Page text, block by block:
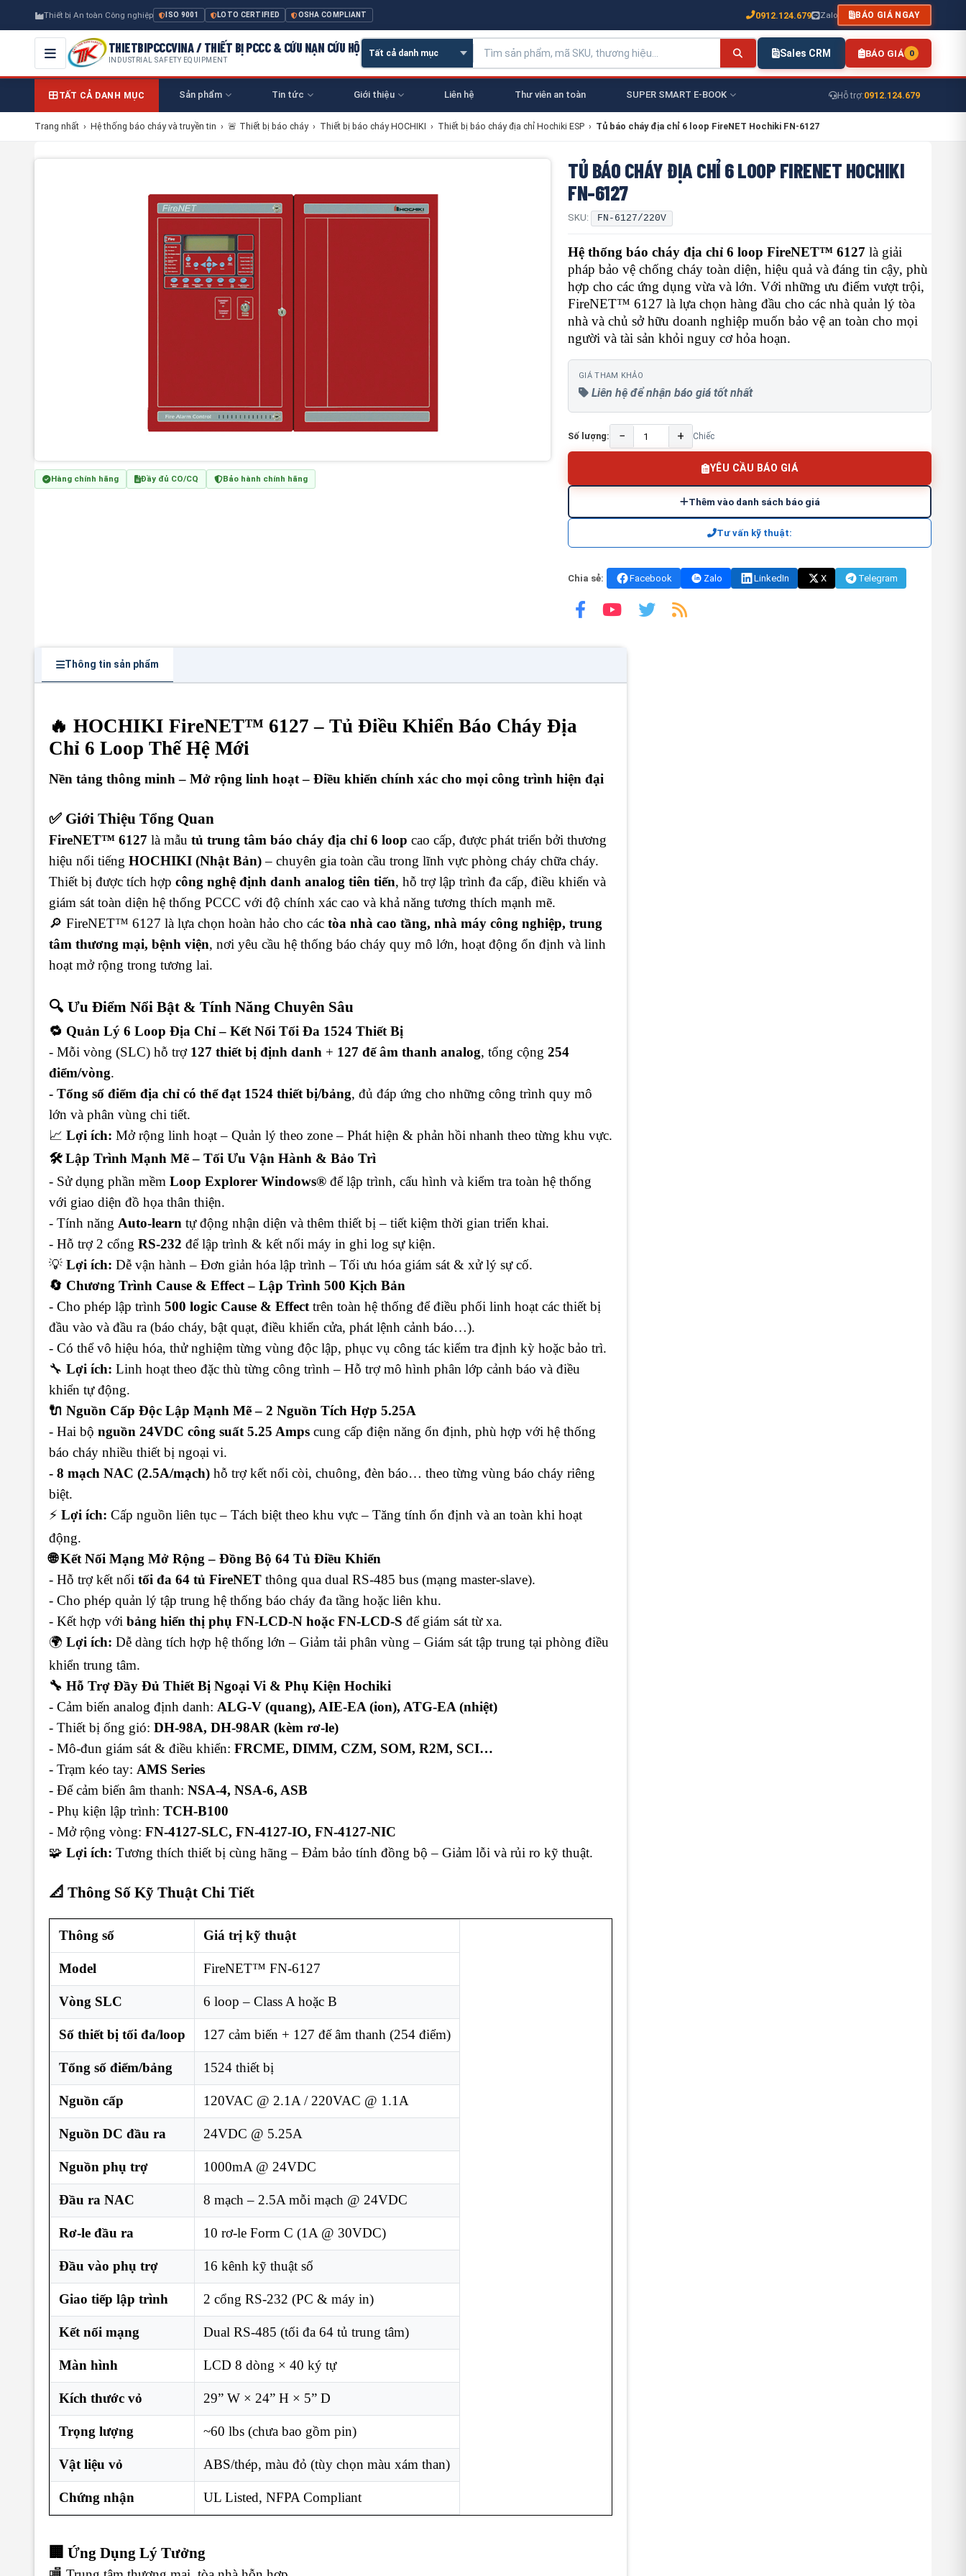
Thiết bị An toàn Công nghiệp ISO 9001 LOTO CERTIFIED OSHA COMPLIANT 0912.124.679 Zalo BÁO GIÁ NGAY
THIETBIPCCCVINA / THIẾT BỊ PCCC & CỨU NẠN CỨU HỘ
INDUSTRIAL SAFETY EQUIPMENT
Sales CRM BÁO GIÁ 0
TẤT CẢ DANH MỤC Sản phẩm Tin tức Giới thiệu Liên hệ Thư viên an toàn SUPER SMART E-BOOK Hỗ trợ:0912.124.679
Trang nhất › Hệ thống báo cháy và truyền tin › 🚨 Thiết bị báo cháy › Thiết bị báo cháy HOCHIKI › Thiết bị báo cháy địa chỉ Hochiki ESP › Tủ báo cháy địa chỉ 6 loop FireNET Hochiki FN-6127
Hàng chính hãng Đầy đủ CO/CQ Bảo hành chính hãng
TỦ BÁO CHÁY ĐỊA CHỈ 6 LOOP FIRENET HOCHIKI
FN-6127
SKU: FN-6127/220V
Hệ thống báo cháy địa chỉ 6 loop FireNET™ 6127 là giải
pháp bảo vệ chống cháy toàn diện, hiệu quả và đáng tin cậy, phù
hợp cho các ứng dụng vừa và lớn. Với những ưu điểm vượt trội,
FireNET™ 6127 là lựa chọn hàng đầu cho các nhà quản lý tòa
nhà và chủ sở hữu doanh nghiệp muốn bảo vệ an toàn cho mọi
người và tài sản khỏi nguy cơ hỏa hoạn.
GIÁ THAM KHẢO
Liên hệ để nhận báo giá tốt nhất
Số lượng: − + Chiếc
YÊU CẦU BÁO GIÁ
Thêm vào danh sách báo giá
Tư vấn kỹ thuật:
Chia sẻ: Facebook Zalo LinkedIn X Telegram
Thông tin sản phẩm
🔥 HOCHIKI FireNET™ 6127 – Tủ Điều Khiển Báo Cháy Địa
Chỉ 6 Loop Thế Hệ Mới
Nền tảng thông minh – Mở rộng linh hoạt – Điều khiển chính xác cho mọi công trình hiện đại
✅ Giới Thiệu Tổng Quan
FireNET™ 6127 là mẫu tủ trung tâm báo cháy địa chỉ 6 loop cao cấp, được phát triển bởi thương
hiệu nổi tiếng HOCHIKI (Nhật Bản)– chuyên gia toàn cầu trong lĩnh vực phòng cháy chữa cháy.
Thiết bị được tích hợp công nghệ định danh analog tiên tiến, hỗ trợ lập trình đa cấp, điều khiển và
giám sát toàn diện hệ thống PCCC với độ chính xác cao và khả năng tương thích mạnh mẽ.
🔎 FireNET™ 6127 là lựa chọn hoàn hảo cho các tòa nhà cao tầng, nhà máy công nghiệp, trung
tâm thương mại, bệnh viện, nơi yêu cầu hệ thống báo cháy quy mô lớn, hoạt động ổn định và linh
hoạt mở rộng trong tương lai.
🔍 Ưu Điểm Nổi Bật & Tính Năng Chuyên Sâu
🔁 Quản Lý 6 Loop Địa Chỉ – Kết Nối Tối Đa 1524 Thiết Bị
- Mỗi vòng (SLC) hỗ trợ 127 thiết bị định danh + 127 đế âm thanh analog, tổng cộng 254
điểm/vòng.
- Tổng số điểm địa chỉ có thể đạt 1524 thiết bị/bảng, đủ đáp ứng cho những công trình quy mô
lớn và phân vùng chi tiết.
📈 Lợi ích: Mở rộng linh hoạt – Quản lý theo zone – Phát hiện & phản hồi nhanh theo từng khu vực.
🛠 Lập Trình Mạnh Mẽ – Tối Ưu Vận Hành & Bảo Trì
- Sử dụng phần mềm Loop Explorer Windows® để lập trình, cấu hình và kiểm tra toàn hệ thống
với giao diện đồ họa thân thiện.
- Tính năng Auto-learn tự động nhận diện và thêm thiết bị – tiết kiệm thời gian triển khai.
- Hỗ trợ 2 cổng RS-232 để lập trình & kết nối máy in ghi log sự kiện.
💡 Lợi ích: Dễ vận hành – Đơn giản hóa lập trình – Tối ưu hóa giám sát & xử lý sự cố.
🔄 Chương Trình Cause & Effect – Lập Trình 500 Kịch Bản
- Cho phép lập trình 500 logic Cause & Effect trên toàn hệ thống để điều phối linh hoạt các thiết bị
đầu vào và đầu ra (báo cháy, bật quạt, điều khiển cửa, phát lệnh cảnh báo…).
- Có thể vô hiệu hóa, thử nghiệm từng vùng độc lập, phục vụ công tác kiểm tra định kỳ hoặc bảo trì.
🔧 Lợi ích: Linh hoạt theo đặc thù từng công trình – Hỗ trợ mô hình phân lớp cảnh báo và điều
khiển tự động.
🔌 Nguồn Cấp Độc Lập Mạnh Mẽ – 2 Nguồn Tích Hợp 5.25A
- Hai bộ nguồn 24VDC công suất 5.25 Amps cung cấp điện năng ổn định, phù hợp với hệ thống
báo cháy nhiều thiết bị ngoại vi.
- 8 mạch NAC (2.5A/mạch) hỗ trợ kết nối còi, chuông, đèn báo… theo từng vùng báo cháy riêng
biệt.
⚡ Lợi ích: Cấp nguồn liên tục – Tách biệt theo khu vực – Tăng tính ổn định và an toàn khi hoạt
động.
🌐 Kết Nối Mạng Mở Rộng – Đồng Bộ 64 Tủ Điều Khiển
- Hỗ trợ kết nối tối đa 64 tủ FireNET thông qua dual RS-485 bus (mạng master-slave).
- Cho phép quản lý tập trung hệ thống báo cháy đa tầng hoặc liên khu.
- Kết hợp với bảng hiển thị phụ FN-LCD-N hoặc FN-LCD-S để giám sát từ xa.
🌍 Lợi ích: Dễ dàng tích hợp hệ thống lớn – Giảm tải phân vùng – Giám sát tập trung tại phòng điều
khiển trung tâm.
🔧 Hỗ Trợ Đầy Đủ Thiết Bị Ngoại Vi & Phụ Kiện Hochiki
- Cảm biến analog định danh: ALG-V (quang), AIE-EA (ion), ATG-EA (nhiệt)
- Thiết bị ống gió: DH-98A, DH-98AR (kèm rơ-le)
- Mô-đun giám sát & điều khiển: FRCME, DIMM, CZM, SOM, R2M, SCI…
- Trạm kéo tay: AMS Series
- Đế cảm biến âm thanh: NSA-4, NSA-6, ASB
- Phụ kiện lập trình: TCH-B100
- Mở rộng vòng: FN-4127-SLC, FN-4127-IO, FN-4127-NIC
🧩 Lợi ích: Tương thích thiết bị cùng hãng – Đảm bảo tính đồng bộ – Giảm lỗi và rủi ro kỹ thuật.
📐 Thông Số Kỹ Thuật Chi Tiết
Thông số Giá trị kỹ thuật
Model FireNET™ FN-6127
Vòng SLC 6 loop – Class A hoặc B
Số thiết bị tối đa/loop 127 cảm biến + 127 đế âm thanh (254 điểm)
Tổng số điểm/bảng 1524 thiết bị
Nguồn cấp 120VAC @ 2.1A / 220VAC @ 1.1A
Nguồn DC đầu ra 24VDC @ 5.25A
Nguồn phụ trợ 1000mA @ 24VDC
Đầu ra NAC 8 mạch – 2.5A mỗi mạch @ 24VDC
Rơ-le đầu ra 10 rơ-le Form C (1A @ 30VDC)
Đầu vào phụ trợ 16 kênh kỹ thuật số
Giao tiếp lập trình 2 cổng RS-232 (PC & máy in)
Kết nối mạng Dual RS-485 (tối đa 64 tủ trung tâm)
Màn hình LCD 8 dòng × 40 ký tự
Kích thước vỏ 29” W × 24” H × 5” D
Trọng lượng ~60 lbs (chưa bao gồm pin)
Vật liệu vỏ ABS/thép, màu đỏ (tùy chọn màu xám than)
Chứng nhận UL Listed, NFPA Compliant
🏢 Ứng Dụng Lý Tưởng